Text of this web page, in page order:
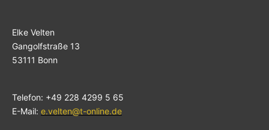
Elke Velten
Gangolfstraße 13
53111 Bonn
Telefon: +49 228 4299 5 65
E-Mail: e.velten@t-online.de